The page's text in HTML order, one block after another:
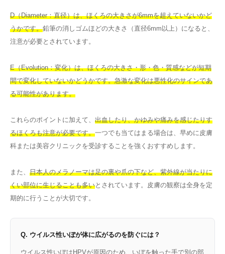
D（Diameter：直径）は、ほくろの大きさが6mmを超えていないかど
うかです。鉛筆の消しゴムほどの大きさ（直径6mm以上）になると、
注意が必要とされています。
E（Evolution：変化）は、ほくろの大きさ・形・色・質感などが短期
間で変化していないかどうかです。急激な変化は悪性化のサインであ
る可能性があります。
これらのポイントに加えて、 出血したり、かゆみや痛みを感じたりす
るほくろも注意が必要です。一つでも当てはまる場合は、早めに皮膚
科または美容クリニックを受診することを強くおすすめします。
また、 日本人のメラノーマは足の裏や爪の下など、紫外線が当たりに
くい部位に生じることも多いとされています。皮膚の観察は全身を定
期的に行うことが大切です。
Q. ウイルス性いぼが体に広がるのを防ぐには？
ウイルス性いぼはHPVが原因のため、いぼを触った手で別の部